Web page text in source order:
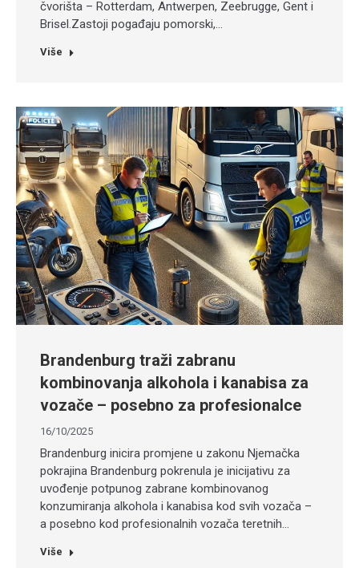
čvorišta – Rotterdam, Antwerpen, Zeebrugge, Gent i
Brisel.Zastoji pogađaju pomorski,…
Više
Brandenburg traži zabranu
kombinovanja alkohola i kanabisa za
vozače – posebno za profesionalce
16/10/2025
Brandenburg inicira promjene u zakonu Njemačka
pokrajina Brandenburg pokrenula je inicijativu za
uvođenje potpunog zabrane kombinovanog
konzumiranja alkohola i kanabisa kod svih vozača –
a posebno kod profesionalnih vozača teretnih…
Više